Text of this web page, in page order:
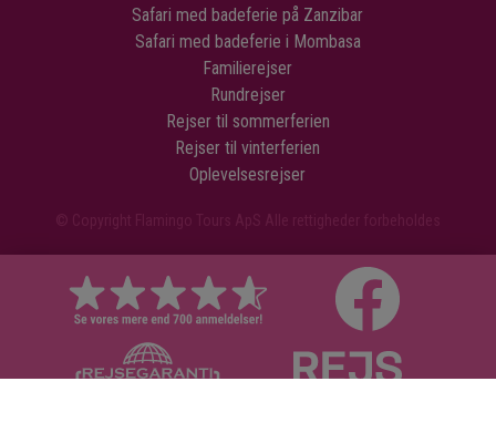
Safari med badeferie på Zanzibar
Safari med badeferie i Mombasa
Familierejser
Rundrejser
Rejser til sommerferien
Rejser til vinterferien
Oplevelsesrejser